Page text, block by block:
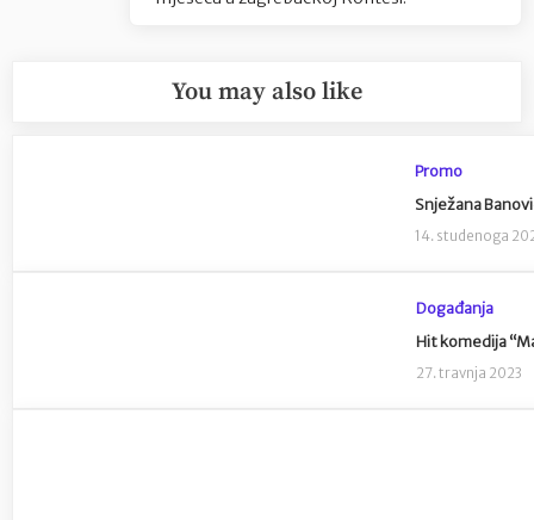
Post:
You may also like
Promo
Snježana
14. studenoga
Događanja
Hit komedija
27. travnja 2023